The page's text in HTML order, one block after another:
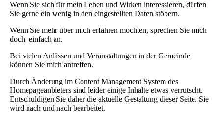
Wenn Sie sich für mein Leben und Wirken interessieren, dürfen
Sie gerne ein wenig in den eingestellten Daten stöbern.
Wenn Sie mehr über mich erfahren möchten, sprechen Sie mich
doch einfach an.
Bei vielen Anlässen und Veranstaltungen in der Gemeinde
können Sie mich antreffen.
Durch Änderung im Content Management System des
Homepageanbieters sind leider einige Inhalte etwas verrutscht.
Entschuldigen Sie daher die aktuelle Gestaltung dieser Seite. Sie
wird nach und nach bearbeitet.